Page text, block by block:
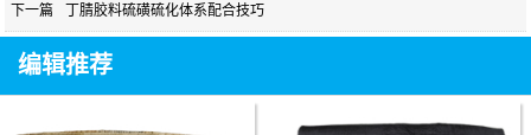
下一篇
丁腈胶料硫磺硫化体系配合技巧
编辑推荐